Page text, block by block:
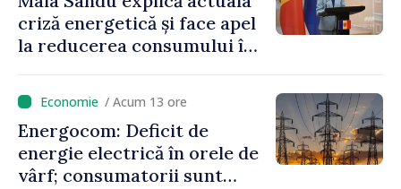
criză energetică și face apel
la reducerea consumului în
putem menține prețurile la
un nivel mai mic”
/ Acum 13 ore
Energocom: Deficit de
energie electrică în orele de
vârf; consumatorii sunt